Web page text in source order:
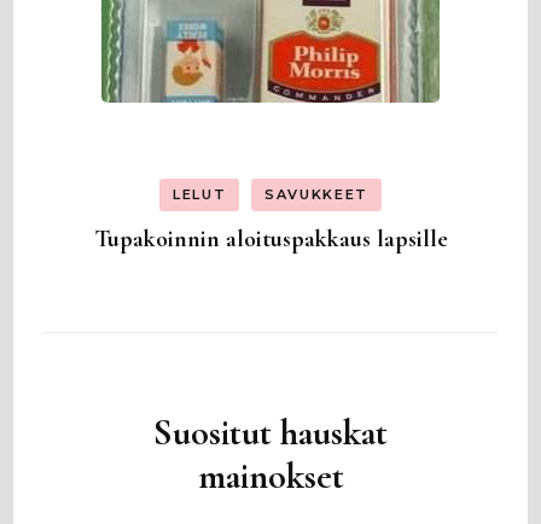
LELUT SAVUKKEET
Tupakoinnin aloituspakkaus lapsille
Suositut hauskat
mainokset